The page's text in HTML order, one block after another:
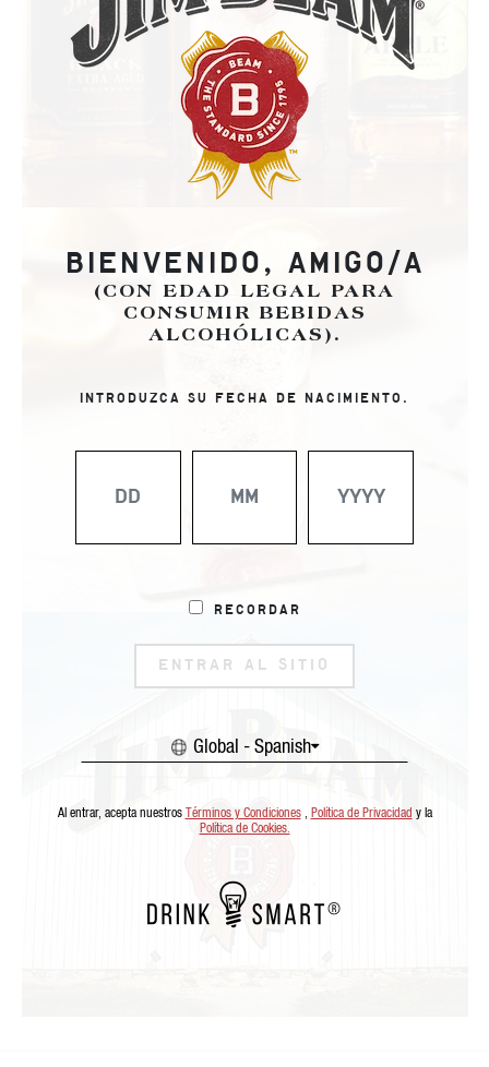
BIENVENIDO, AMIGO/A
(CON EDAD LEGAL PARA
CONSUMIR BEBIDAS
ALCOHÓLICAS).
INTRODUZCA SU FECHA DE NACIMIENTO.
Recordar
ENTRAR AL SITIO
Global - Spanish
Al entrar, acepta nuestros Términos y Condiciones, Política de Privacidad y la
Política de Cookies.